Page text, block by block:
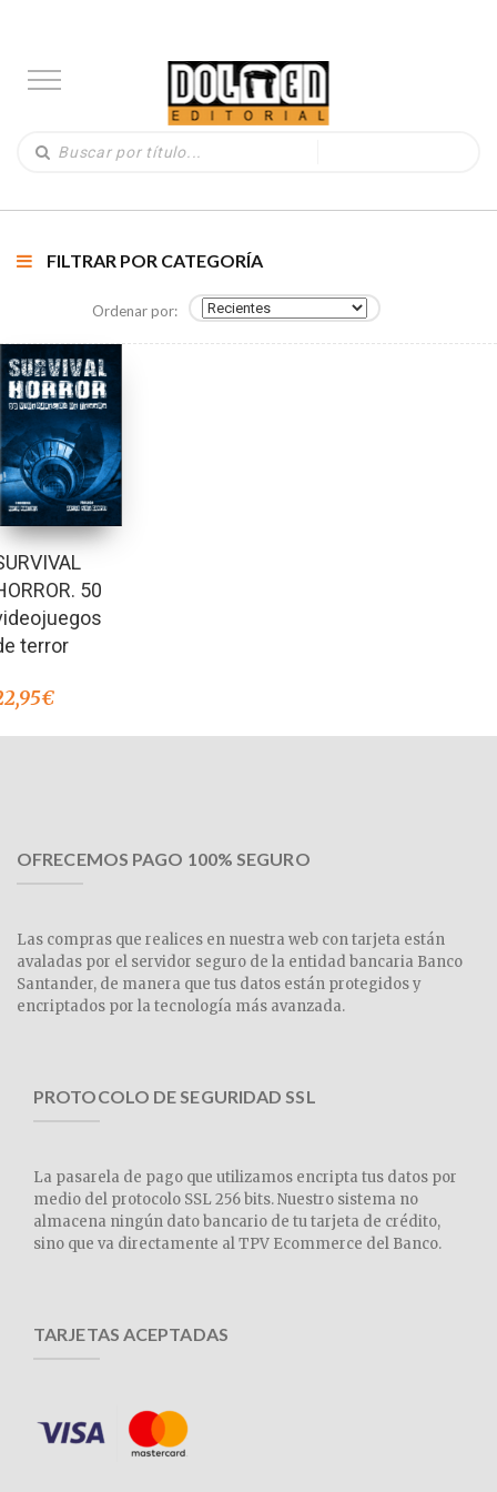
FILTRAR POR CATEGORÍA
Ordenar por:
50
terror
€
OFRECEMOS PAGO 100% SEGURO
Las compras que realices en nuestra web con tarjeta están
avaladas por el servidor seguro de la entidad bancaria Banco
Santander, de manera que tus datos están protegidos y
encriptados por la tecnología más avanzada.
PROTOCOLO DE SEGURIDAD SSL
La pasarela de pago que utilizamos encripta tus datos por
medio del protocolo SSL 256 bits. Nuestro sistema no
almacena ningún dato bancario de tu tarjeta de crédito,
sino que va directamente al TPV Ecommerce del Banco.
TARJETAS ACEPTADAS